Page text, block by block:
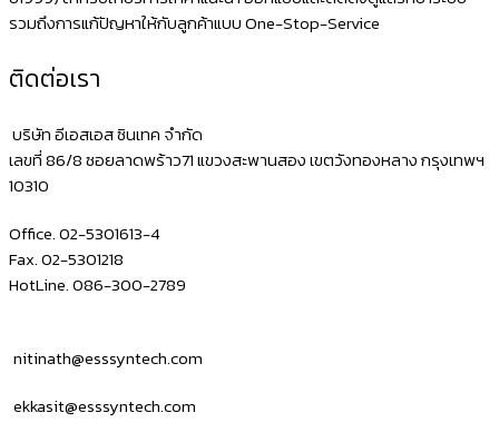
รวมถึงการแก้ปัญหาให้กับลูกค้าแบบ One-Stop-Service
ติดต่อเรา
บริษัท อีเอสเอส ซินเทค จำกัด
เลขที่ 86/8 ซอยลาดพร้าว71 แขวงสะพานสอง เขตวังทองหลาง กรุงเทพฯ
10310
Office. 02-5301613-4
Fax. 02-5301218
HotLine. 086-300-2789
nitinath@esssyntech.com
ekkasit@esssyntech.com